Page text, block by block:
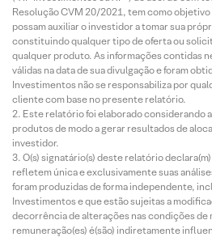
Resolução CVM 20/2021, tem como
possam auxiliar o investidor a tomar sua
constituindo qualquer tipo de oferta ou
qualquer produto. As informações contidas
válidas na data de sua divulgação e foram
Investimentos não se responsabiliza por
cliente com base no presente relatório.
Este relatório foi elaborado considerando
produtos de modo a gerar resultados de
investidor.
O(s) signatário(s) deste relatório
refletem única e exclusivamente suas
foram produzidas de forma independente,
Investimentos e que estão sujeitas a
decorrência de alterações nas condições de
remuneração(es) é(são) indiretamente